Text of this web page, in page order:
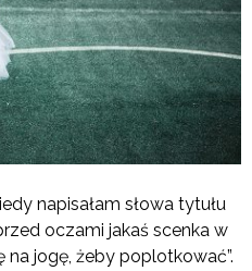
napisałam słowa tytułu
oczami jakaś scenka w
na jogę, żeby poplotkować”.